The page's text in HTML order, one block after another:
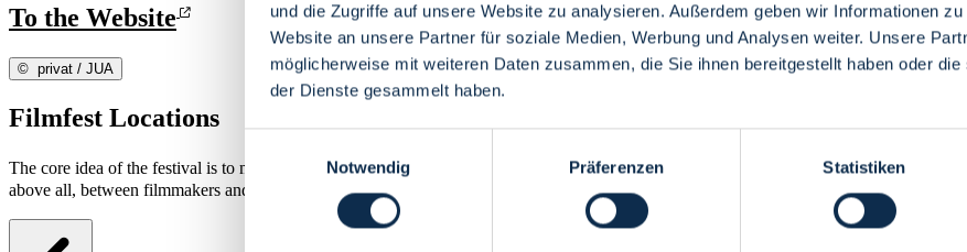
und die Zugriffe auf unsere Website zu analysieren. Außerdem geben wir Informationen
Website an unsere Partner für soziale Medien, Werbung und Analysen weiter. Unsere
möglicherweise mit weiteren Daten zusammen, die Sie ihnen bereitgestellt haben oder
der Dienste gesammelt haben.
Notwendig
Präferenzen Statistiken
To the Website
© privat / JUA
Filmfest Locations
The core idea of the festival is to make Bremen visible as a film city and production location, to present Bremen films in the cinema and
above all, between filmmakers and the audience.